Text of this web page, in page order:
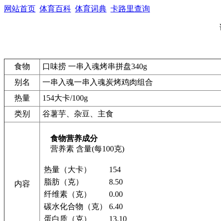
网站首页 体育百科 体育词典 卡路里查询
食物
口味捞 一串入魂烤串拼盘340g
别名
一串入魂一串入魂炭烤鸡肉组合
热量
154大卡/100g
类别
谷薯芋、杂豆、主食
内容
食物营养成分
营养素 含量(每100克)
热量（大卡）
154
脂肪（克）
8.50
纤维素（克）
0.00
碳水化合物（克）
6.40
蛋白质（克）
13.10